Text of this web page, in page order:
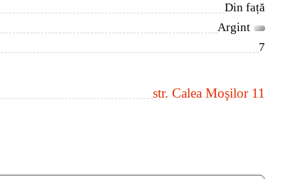
Din față
Argint
7
str. Calea Moşilor 11